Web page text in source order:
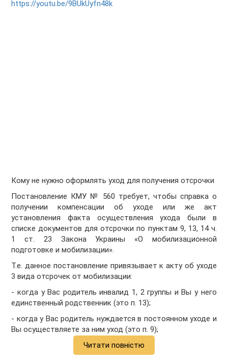
https://youtu.be/9BUkUyfn48k
Кому не нужно оформлять уход для получения отсрочки
Постановление КМУ № 560 требует, чтобы справка о
получении компенсации об уходе или же акт
установления факта осуществления ухода были в
списке документов для отсрочки по пунктам 9, 13, 14 ч.
1 ст. 23 Закона Украины «О мобилизационной
подготовке и мобилизации».
Т.е. данное постановление привязывает к акту об уходе
3 вида отсрочек от мобилизации:
- когда у Вас родитель инвалид 1, 2 группы и Вы у него
единственный родственник (это п. 13);
- когда у Вас родитель нуждается в постоянном уходе и
Вы осуществляете за ним уход (это п. 9);
Читати повністю